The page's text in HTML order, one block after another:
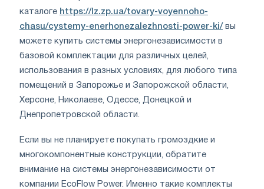
каталоге https://lz.zp.ua/tovary-voyennoho-
chasu/cystemy-enerhonezalezhnosti-power-ki/ вы
можете купить системы энергонезависимости в
базовой комплектации для различных целей,
использования в разных условиях, для любого типа
помещений в Запорожье и Запорожской области,
Херсоне, Николаеве, Одессе, Донецкой и
Днепропетровской области.
Если вы не планируете покупать громоздкие и
многокомпонентные конструкции, обратите
внимание на системы энергонезависимости от
компании EcoFlow Power. Именно такие комплекты